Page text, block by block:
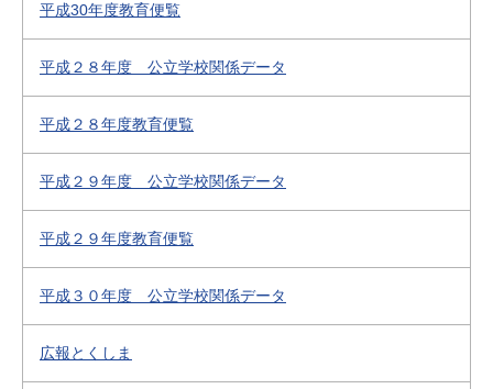
平成30年度教育便覧
平成２８年度 公立学校関係データ
平成２８年度教育便覧
平成２９年度 公立学校関係データ
平成２９年度教育便覧
平成３０年度 公立学校関係データ
広報とくしま